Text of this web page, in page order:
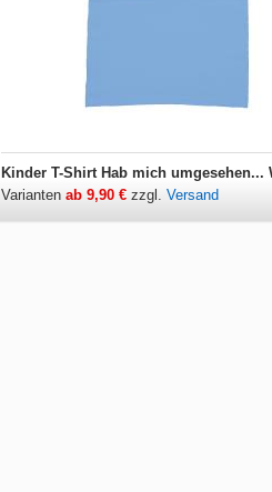
Varianten ab 9,90 €zzgl. Versand